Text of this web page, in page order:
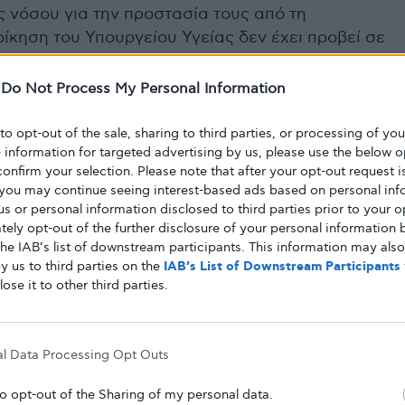
Do Not Process My Personal Information
opt-out of the sale, sharing to third parties, or processing of
information for targeted advertising by us, please use the below
your selection. Please note that after your opt-out request
may continue seeing interest-based ads based on personal
or personal information disclosed to third parties prior to your
opt-out of the further disclosure of your personal information
IAB’s list of downstream participants. This information may
us to third parties on the IAB’s List of Downstream Participants
it to other third parties.
Data Processing Opt Outs
opt-out of the Sharing of my personal data.
για την προστασία τους από τη
του Υπουργείου Υγείας δεν έχει προβεί σε
αντιμετώπιση αυτού του κρίσιμου
τους συμπολίτες μας που ανήκουν στις
η ΕΣΑμεΑ τόνιζε ότι: «Τα άτομα με
θαλασσαιμικοί, μεταμοσχευμένοι
καρδιοπαθείς, καρκινοπαθείς, άτομα
σακχαρώδη διαβήτη,
σύνδρομα, με λεμφώματα (π.χ. Hodgkin),
(TNFα inhibitor Anti–IL-6 receptor), λήπτες
άτομα με αναπηρία και χρόνιες παθήσεις,
που ανήκουν στις ομάδες υψηλού
εμφάνισης σοβαρών επιπλοκών σε
που εργάζονται σε νοσοκομεία, σχολεία και
ή ιδιωτικού τομέα στις οποίες
θα πρέπει έχουν τη δυνατότητα επιλογής